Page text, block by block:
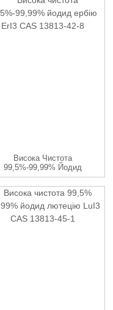
Висока Чистота
99,5%-99,99% Йодид
Ербію ErI3 CAS...